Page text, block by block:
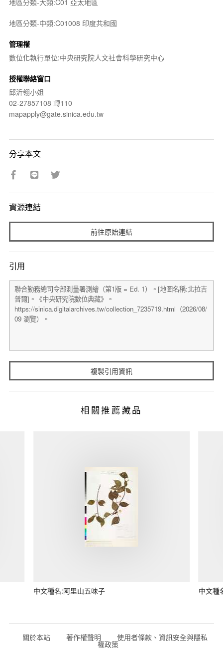
地區分類-大類:C01 亞太地區
地區分類-中類:C01008 印度共和國
管理權
數位化執行單位:中央研究院人文社會科學研究中心
授權聯絡窗口
邱沂翎小姐
02-27857108 轉110
mapapply@gate.sinica.edu.tw
分享本文
資源連結
前往原始連結
引用
複製引用資訊
相關推薦藏品
中文種名:阿里山五味子 中文種
關於本站 著作權聲明 使用者條款、資訊安全與隱私
權政策